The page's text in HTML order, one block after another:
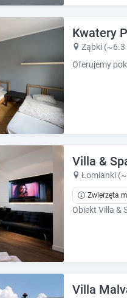
Kwatery
Ząbki (~6.3
Villa &
Łomianki
Zwierzęta
Villa